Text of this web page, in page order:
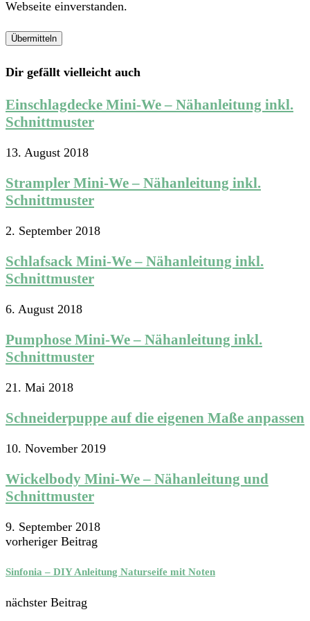
Webseite einverstanden.
Dir gefällt vielleicht auch
Einschlagdecke Mini-We – Nähanleitung inkl.
Schnittmuster
13. August 2018
Strampler Mini-We – Nähanleitung inkl.
Schnittmuster
2. September 2018
Schlafsack Mini-We – Nähanleitung inkl.
Schnittmuster
6. August 2018
Pumphose Mini-We – Nähanleitung inkl.
Schnittmuster
21. Mai 2018
Schneiderpuppe auf die eigenen Maße anpassen
10. November 2019
Wickelbody Mini-We – Nähanleitung und
Schnittmuster
9. September 2018
vorheriger Beitrag
Sinfonia – DIY Anleitung Naturseife mit Noten
nächster Beitrag